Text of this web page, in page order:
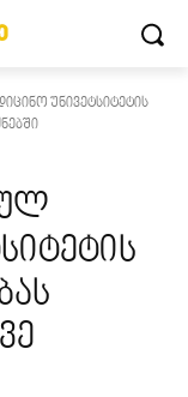
უნივეტსიტეტის